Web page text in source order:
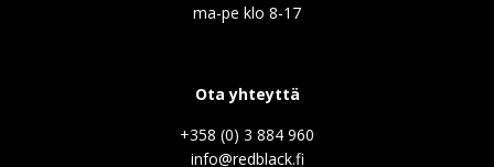
ma-pe klo 8-17
Ota yhteyttä
+358 (0) 3 884 960
info@redblack.f